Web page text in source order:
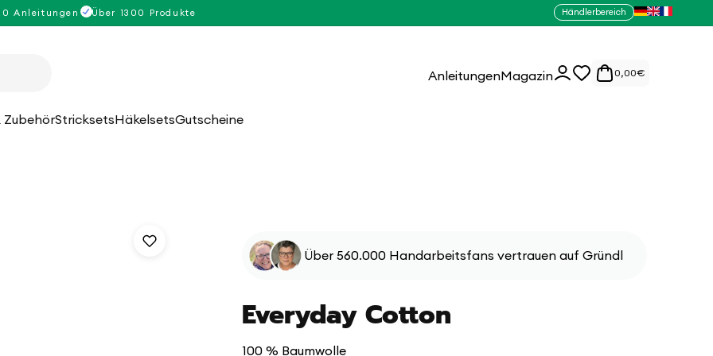
Anleitungen Über 1300 Produkte Händlerbereich
AnleitungenMagazinEinloggen 0,00€
0
Artikel
ZubehörStricksetsHäkelsetsGutscheine
Über 560.000 Handarbeitsfans vertrauen auf Gründl
Everyday Cotton
100 % Baumwolle